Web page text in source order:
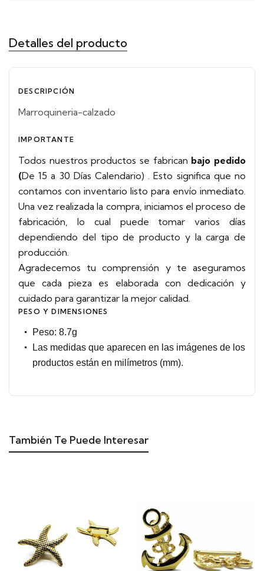
Detalles del producto
DESCRIPCIÓN
Marroquineria-calzado
IMPORTANTE
Todos nuestros productos se fabrican bajo pedido
(De 15 a 30 Días Calendario) . Esto significa que no
contamos con inventario listo para envío inmediato.
Una vez realizada la compra, iniciamos el proceso de
fabricación, lo cual puede tomar varios días
dependiendo del tipo de producto y la carga de
producción.
Agradecemos tu comprensión y te aseguramos
que cada pieza es elaborada con dedicación y
cuidado para garantizar la mejor calidad.
PESO Y DIMENSIONES
Peso: 8.7g
Las medidas que aparecen en las imágenes de los
productos están en milímetros (mm).
También Te Puede Interesar